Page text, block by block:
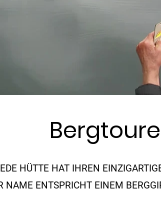
HÜTTE HAT IHREN
NAME ENTSPRICHT EINEM